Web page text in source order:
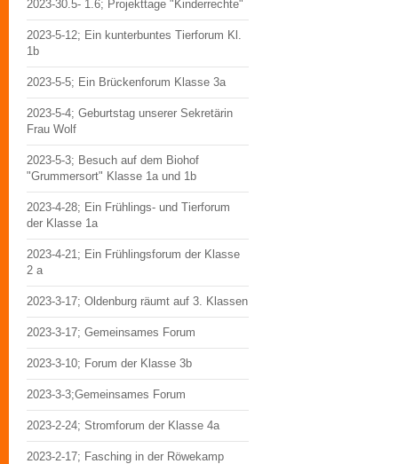
2023-30.5- 1.6; Projekttage "Kinderrechte"
2023-5-12; Ein kunterbuntes Tierforum Kl.
1b
2023-5-5; Ein Brückenforum Klasse 3a
2023-5-4; Geburtstag unserer Sekretärin
Frau Wolf
2023-5-3; Besuch auf dem Biohof
"Grummersort" Klasse 1a und 1b
2023-4-28; Ein Frühlings- und Tierforum
der Klasse 1a
2023-4-21; Ein Frühlingsforum der Klasse
2 a
2023-3-17; Oldenburg räumt auf 3. Klassen
2023-3-17; Gemeinsames Forum
2023-3-10; Forum der Klasse 3b
2023-3-3;Gemeinsames Forum
2023-2-24; Stromforum der Klasse 4a
2023-2-17; Fasching in der Röwekamp